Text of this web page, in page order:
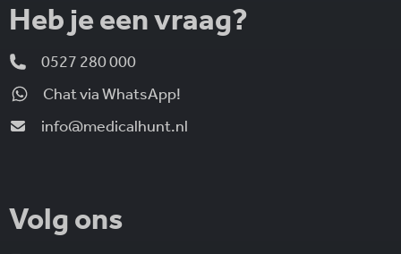
Heb je een vraag?
0527 280 000
Chat via WhatsApp!
info@medicalhunt.nl
Volg ons